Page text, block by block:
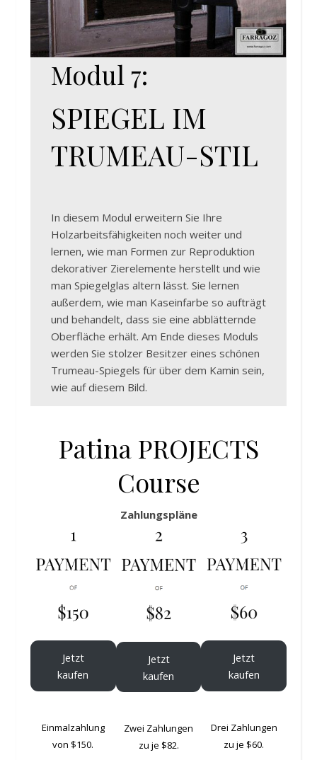
Modul 7:
SPIEGEL IM
TRUMEAU-STIL
In diesem Modul erweitern Sie Ihre
Holzarbeitsfähigkeiten noch weiter und
lernen, wie man Formen zur Reproduktion
dekorativer Zierelemente herstellt und wie
man Spiegelglas altern lässt. Sie lernen
außerdem, wie man Kaseinfarbe so aufträgt
und behandelt, dass sie eine abblätternde
Oberfläche erhält. Am Ende dieses Moduls
werden Sie stolzer Besitzer eines schönen
Trumeau-Spiegels für über dem Kamin sein,
wie auf diesem Bild.
Patina PROJECTS
Course
Zahlungspläne
Jetzt
kaufen
Einmalzahlung
von $150.
Jetzt
kaufen
Zwei Zahlungen
zu je $82.
Jetzt
kaufen
Drei Zahlungen
zu je $60.